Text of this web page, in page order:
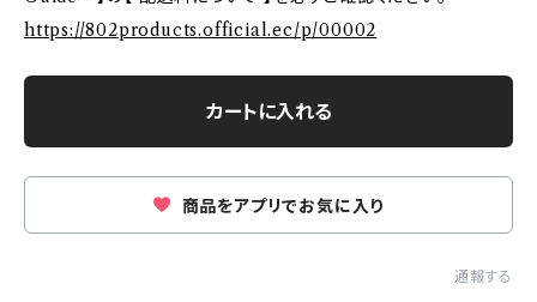
https://802products.official.ec/p/00002
カートに入れる
商品をアプリでお気に入り
通報する